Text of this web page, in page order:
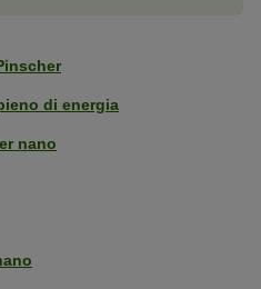
di energia
nano